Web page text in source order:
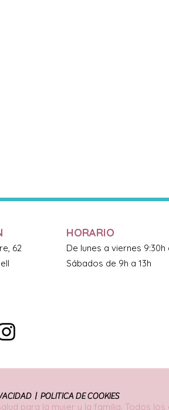
62
HORARIO
De lunes a viernes 9:30h
Sábados de 9h a 13h
| POLITICA DE COOKIES
para la mujer y la familia. Todos